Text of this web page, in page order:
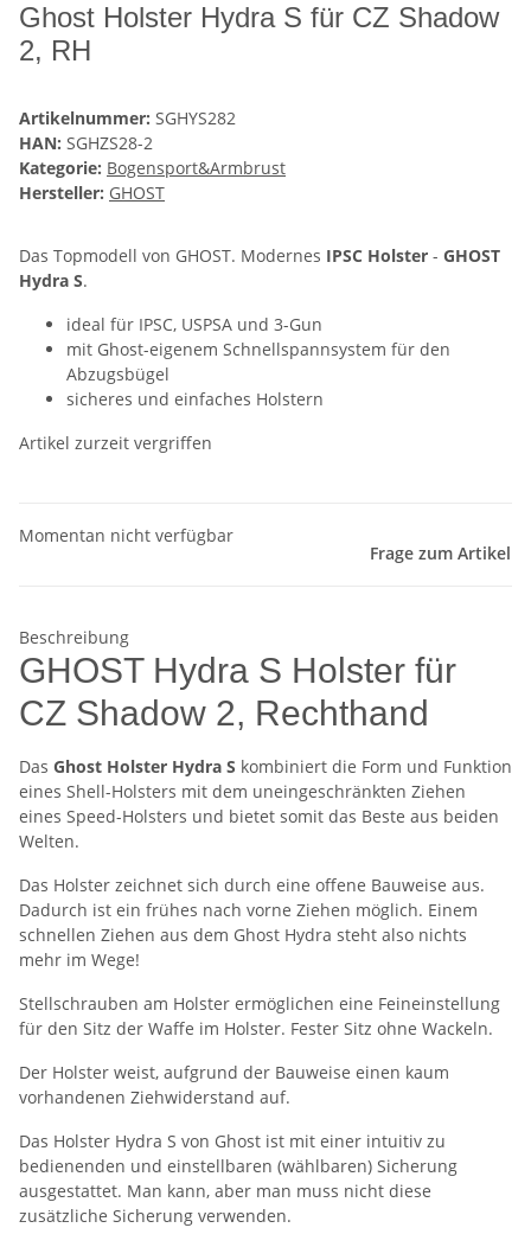
Ghost Holster Hydra S für CZ Shadow
2, RH
Artikelnummer: SGHYS282
HAN: SGHZS28-2
Kategorie: Bogensport&Armbrust
Hersteller: GHOST
Das Topmodell von GHOST. Modernes IPSC Holster - GHOST
Hydra S.
ideal für IPSC, USPSA und 3-Gun
mit Ghost-eigenem Schnellspannsystem für den
Abzugsbügel
sicheres und einfaches Holstern
Artikel zurzeit vergriffen
Momentan nicht verfügbar
Frage zum Artikel
Beschreibung
GHOST Hydra S Holster für
CZ Shadow 2, Rechthand
Das Ghost Holster Hydra S kombiniert die Form und Funktion
eines Shell-Holsters mit dem uneingeschränkten Ziehen
eines Speed-Holsters und bietet somit das Beste aus beiden
Welten.
Das Holster zeichnet sich durch eine offene Bauweise aus.
Dadurch ist ein frühes nach vorne Ziehen möglich. Einem
schnellen Ziehen aus dem Ghost Hydra steht also nichts
mehr im Wege!
Stellschrauben am Holster ermöglichen eine Feineinstellung
für den Sitz der Waffe im Holster. Fester Sitz ohne Wackeln.
Der Holster weist, aufgrund der Bauweise einen kaum
vorhandenen Ziehwiderstand auf.
Das Holster Hydra S von Ghost ist mit einer intuitiv zu
bedienenden und einstellbaren (wählbaren) Sicherung
ausgestattet. Man kann, aber man muss nicht diese
zusätzliche Sicherung verwenden.